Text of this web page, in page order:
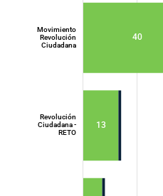
13
40
Revolución
Ciudadana -
RETO
Movimiento
Revolución
Ciudadana